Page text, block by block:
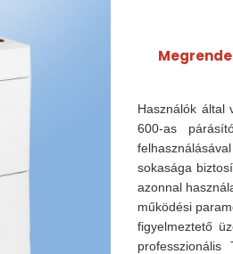
Használók által
600-as
sokasága
azonnal
működési
figyelmeztető